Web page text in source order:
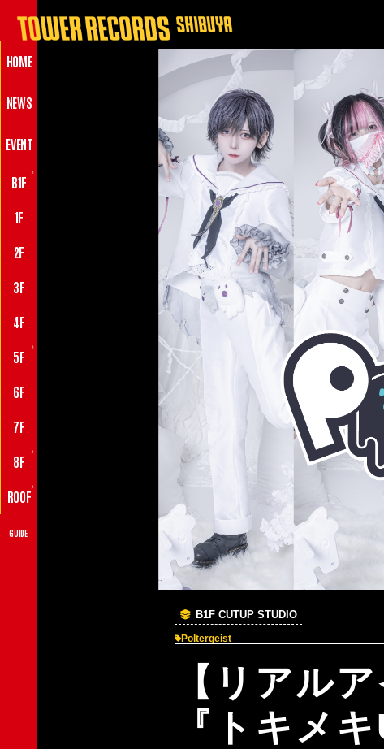
HOME
NEWS
EVENT
B1F
♪
1F
2F
3F
4F
5F
♪
6F
7F
8F
♪
ROOF
♪
GUIDE
B1F CUTUP STUDIO
Poltergeist
【リアル
『トキメ